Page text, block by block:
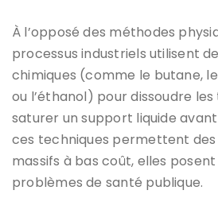
À l’opposé des méthodes
processus industriels utilisent
chimiques (comme le butane,
ou l’éthanol) pour dissoudre
saturer un support liquide avant
ces techniques permettent
massifs à bas coût, elles
problèmes de santé publique.